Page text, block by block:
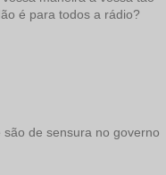
é para todos a rádio?
de sensura no governo